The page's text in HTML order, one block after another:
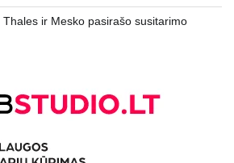
ir Mesko pasirašo susitarimo